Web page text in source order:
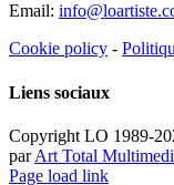
Email:
Cookie policy -
Liens sociaux
Copyright LO 1989-
parArt Total
Facebook
Instagram
Email
Pinterest
YouTube
Page load link